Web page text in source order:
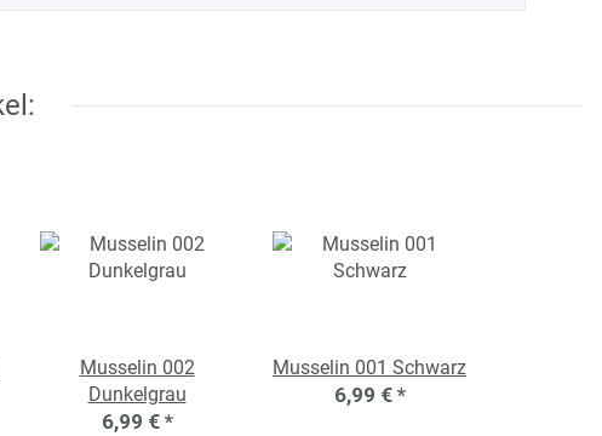
Musselin 002
Dunkelgrau
6,99 € *
Musselin 001 Schwarz
6,99 € *